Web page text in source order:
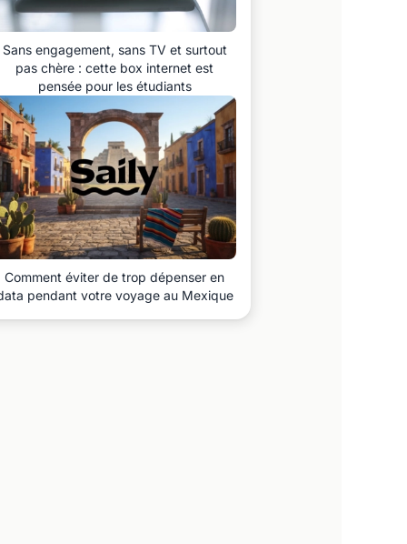
Sans engagement, sans TV et surtout
pas chère : cette box internet est
pensée pour les étudiants
Comment éviter de trop dépenser en
pendant votre voyage au Mexique